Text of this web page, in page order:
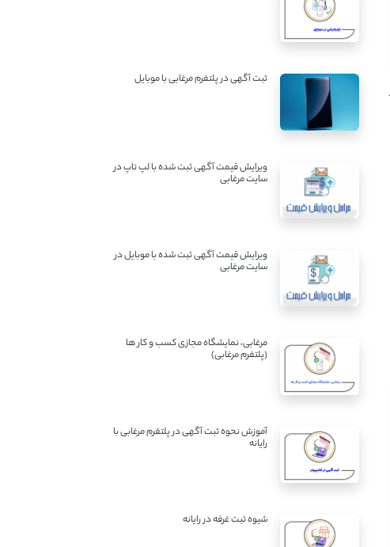
ثبت آگهی در پلتفرم مرغابی با موبایل
ویرایش قیمت آگهی ثبت شده با لپ تاپ در
سایت مرغابی
ویرایش قیمت آگهی ثبت شده با موبایل در
سایت مرغابی
مرغابی، نمایشگاه مجازی کسب و کار ها
(پلتفرم مرغابی)
آموزش نحوه ثبت آگهی در پلتفرم مرغابی با
رایانه
شیوه ثبت غرفه در رایانه